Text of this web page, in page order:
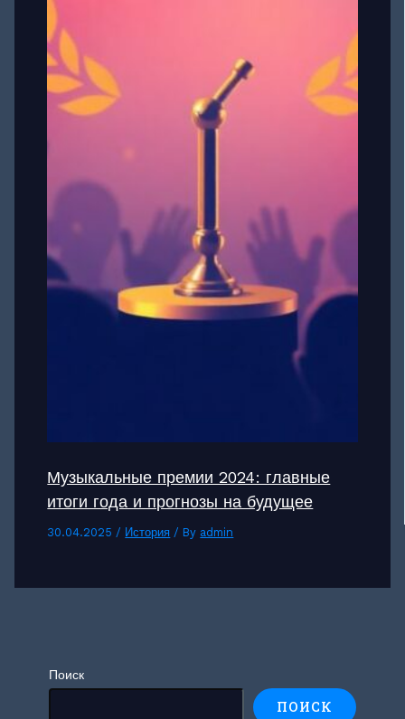
Музыкальные премии 2024: главные
итоги года и прогнозы на будущее
30.04.2025 / История / By admin
Поиск
ПОИСК